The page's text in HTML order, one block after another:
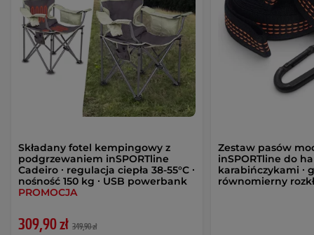
Składany fotel kempingowy z
podgrzewaniem inSPORTline
Cadeiro ∙ regulacja ciepła 38-55°C ∙
nośność 150 kg ∙ USB powerbank
PROMOCJA
309,90 zł 349,90 zł
Zestaw pasów
inSPORTline do
karabińczykami ∙
równomierny